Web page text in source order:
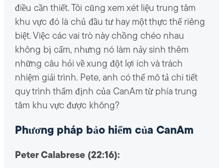
điều cần thiết. Tôi cũng xem xét liệu trung tâm
khu vực đó là chủ đầu tư hay một thực thể riêng
biệt. Việc các vai trò này chồng chéo nhau
không bị cấm, nhưng nó làm nảy sinh thêm
những câu hỏi về xung đột lợi ích và trách
nhiệm giải trình. Pete, anh có thể mô tả chi tiết
quy trình thẩm định của CanAm từ phía trung
tâm khu vực được không?
Phương pháp bảo hiểm của CanAm
Peter Calabrese (22:16):